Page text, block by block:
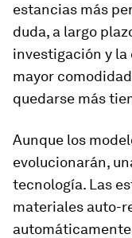
estancias más
duda, a largo
investigación y la
mayor
quedarse más
Aunque los
evolucionarán,
tecnología. Las
materiales auto-